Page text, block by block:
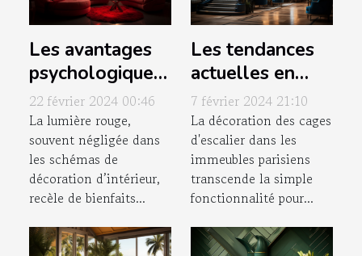
Les avantages
psychologiques
de la lumière
rouge dans la
décoration
d’intérieur
22 février 2024 00:46
La lumière rouge,
souvent négligée dans
les schémas de
décoration d’intérieur,
recèle de bienfaits...
Les tendances
actuelles en
matière de
décoration pour
les cages
d'escalier dans
les immeubles
7 février 2024 21:10
La décoration des cages
d'escalier dans les
immeubles parisiens
transcende la simple
fonctionnalité pour...